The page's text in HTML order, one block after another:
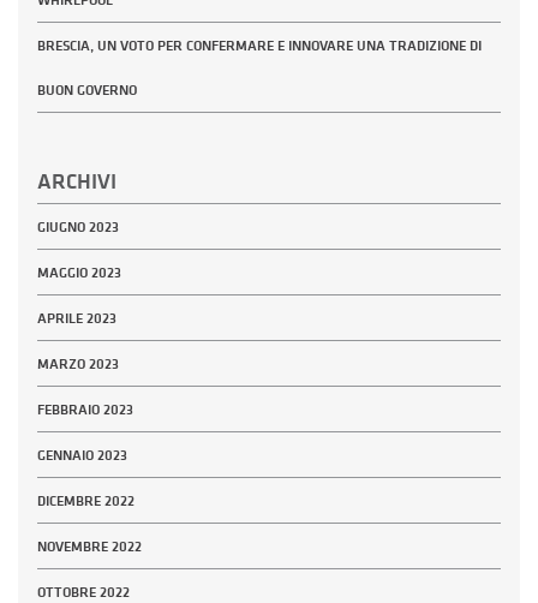
BRESCIA, UN VOTO PER CONFERMARE E INNOVARE UNA TRADIZIONE DI
BUON GOVERNO
ARCHIVI
GIUGNO 2023
MAGGIO 2023
APRILE 2023
MARZO 2023
FEBBRAIO 2023
GENNAIO 2023
DICEMBRE 2022
NOVEMBRE 2022
OTTOBRE 2022